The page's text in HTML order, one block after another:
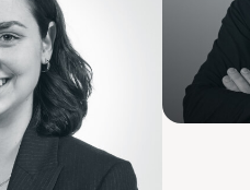
orthopédique
de Montréal